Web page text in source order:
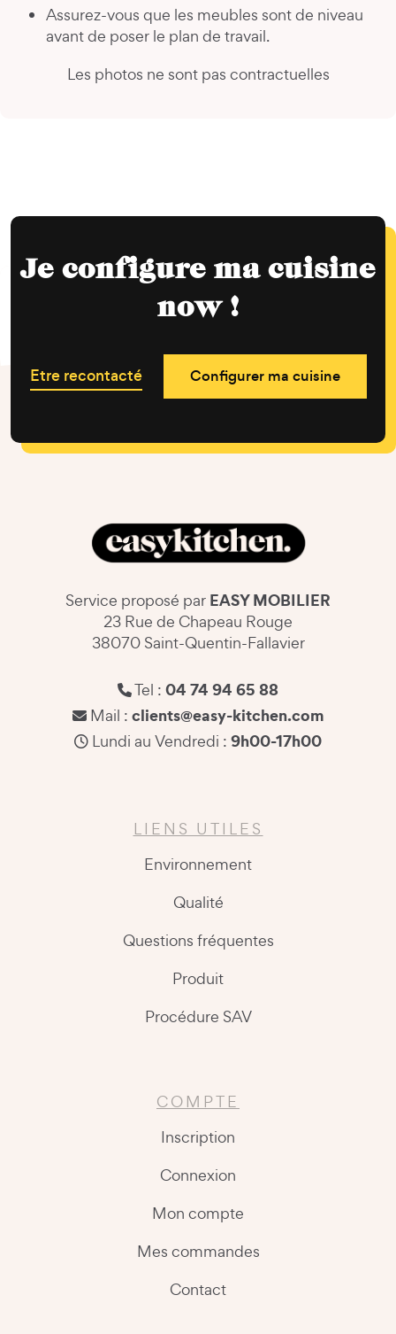
Assurez-vous que les meubles sont de niveau
avant de poser le plan de travail.
Les photos ne sont pas contractuelles
Je configure ma cuisine
now !
Etre recontacté Configurer ma cuisine
Service proposé par EASY MOBILIER
23 Rue de Chapeau Rouge
38070 Saint-Quentin-Fallavier
Tel : 04 74 94 65 88
Mail : clients@easy-kitchen.com
Lundi au Vendredi : 9h00-17h00
LIENS UTILES
Environnement
Qualité
Questions fréquentes
Produit
Procédure SAV
COMPTE
Inscription
Connexion
Mon compte
Mes commandes
Contact